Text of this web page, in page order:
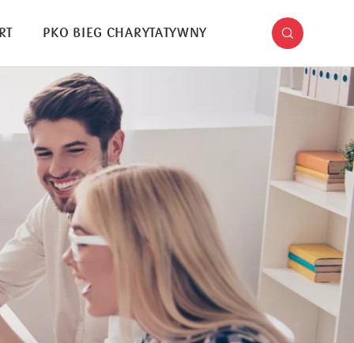
PKO BIEG CHARYTATYWNY